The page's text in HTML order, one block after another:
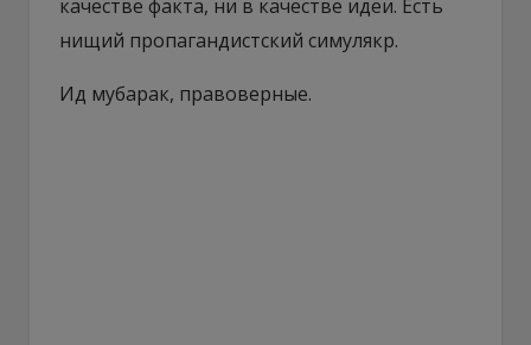
качестве факта, ни в качестве идеи. Есть
нищий пропагандистский симулякр.
Ид мубарак, правоверные.